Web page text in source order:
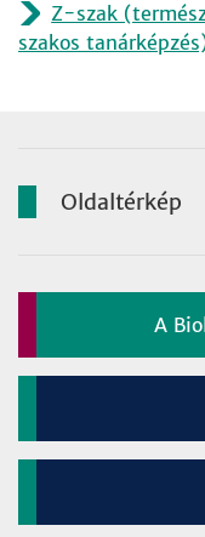
Z-szak
szakos
Oldaltérkép
A